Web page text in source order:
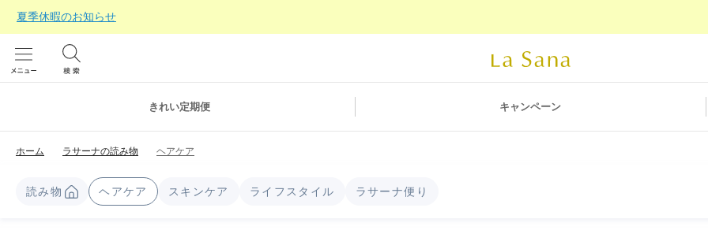
きれい定期便 キャンペーン
夏季休暇のお知らせ
ホーム ラサーナの読み物 ヘアケア
読み物 ヘアケア スキンケア ライフスタイル ラサーナ便り